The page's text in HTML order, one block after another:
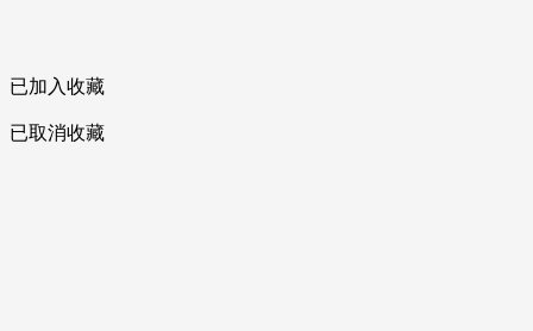
已加入收藏
已取消收藏